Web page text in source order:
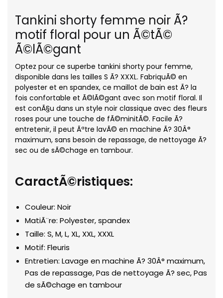
Tankini shorty femme noir Ã?
motif floral pour un Ã©tÃ©
Ã©lÃ©gant
Optez pour ce superbe tankini shorty pour femme,
disponible dans les tailles S Ã? XXXL. FabriquÃ© en
polyester et en spandex, ce maillot de bain est Ã? la
fois confortable et Ã©lÃ©gant avec son motif floral. Il
est conÃ§u dans un style noir classique avec des fleurs
roses pour une touche de fÃ©minitÃ©. Facile Ã?
entretenir, il peut Ãªtre lavÃ© en machine Ã? 30Â°
maximum, sans besoin de repassage, de nettoyage Ã?
sec ou de sÃ©chage en tambour.
CaractÃ©ristiques:
Couleur: Noir
MatiÃ¨re: Polyester, spandex
Taille: S, M, L, XL, XXL, XXXL
Motif: Fleuris
Entretien: Lavage en machine Ã? 30Â° maximum,
Pas de repassage, Pas de nettoyage Ã? sec, Pas
de sÃ©chage en tambour